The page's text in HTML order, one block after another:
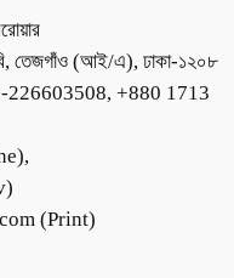
বি, তেজগাঁও (আই/এ), ঢাকা-১২০৮
226603508, +880 1713
(Print)